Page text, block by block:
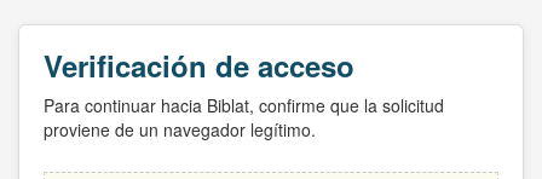
Verificación de acceso
Para continuar hacia Biblat, confirme que la solicitud
proviene de un navegador legítimo.